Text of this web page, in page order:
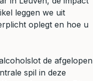
leggen we uit
oplegt en hoe u
de afgelopen
spil in deze